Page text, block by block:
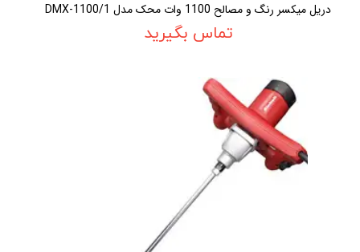
دريل ميکسر رنگ و مصالح 1100 وات محک مدل DMX-1100/1
تماس بگیرید